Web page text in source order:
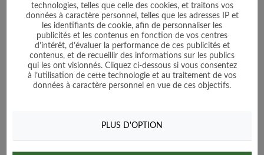
technologies, telles que celle des cookies, et traitons vos
données à caractère personnel, telles que les adresses IP et
les identifiants de cookie, afin de personnaliser les
publicités et les contenus en fonction de vos centres
d’intérêt, d’évaluer la performance de ces publicités et
contenus, et de recueillir des informations sur les publics
qui les ont visionnés. Cliquez ci-dessous si vous consentez
à l’utilisation de cette technologie et au traitement de vos
données à caractère personnel en vue de ces objectifs.
PLUS D'OPTION